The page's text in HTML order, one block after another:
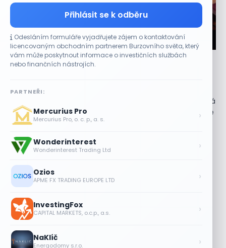
Přihlásit se k odběru
Odesláním formuláře vyjadřujete zájem o kontaktování
licencovaným obchodním partnerem Burzovního světa, který
vám může poskytnout informace o investičních službách
nebo finančních nástrojích.
PARTNEŘI:
Mercurius Pro
Mercurius Pro, o. c. p., a. s. ›
Wonderinterest
Wonderinterest Trading Ltd ›
Ozios
APME FX TRADING EUROPE LTD ›
InvestingFox
CAPITAL MARKETS, o.c.p., a.s. ›
NaKlíč
Energodomy s.r.o. ›
CO HÝBE TRHEM
Objednávky DoorDash vzrostly téměř o 28 %,
Objednávky rostly napříč rozvážkovými službami Americká
rozvážková společnost DoorDash (DASH) zaznamenala ve
druhém čtvrtletí výrazný růst objemu objednávek. Jejich
celkový...
Akcie Micron klesají, ale nejhoršímu
7 SRPNA, 2026
níž. Analytici ale zůstávají klidní